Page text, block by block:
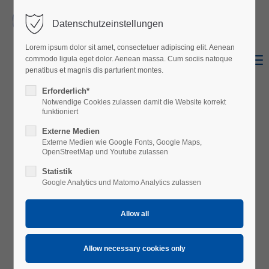
Login
Username
Password
Login
Register|Lost your password?
Support
Lorem ipsum dolor sit amet:
Menu
Shop Facebook
Datenschutzeinstellungen
Lorem ipsum dolor sit amet, consectetuer adipiscing elit. Aenean
commodo ligula eget dolor. Aenean massa. Cum sociis natoque
penatibus et magnis dis parturient montes.
Erforderlich*
Notwendige Cookies zulassen damit die Website korrekt
funktioniert
Externe Medien
Externe Medien wie Google Fonts, Google Maps,
OpenStreetMap und Youtube zulassen
Statistik
Google Analytics und Matomo Analytics zulassen